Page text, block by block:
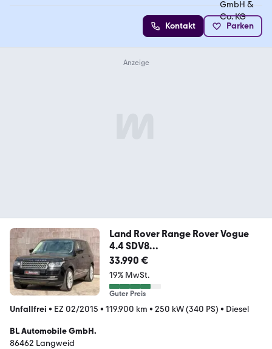
Kontakt Parken
Land Rover Range Rover Vogue
4.4 SDV8
AUTOBIOGRAPHY.SERVICE
33.990 €
19% MwSt.
Guter Preis
Unfallfrei • EZ 02/2015 • 119.900 km • 250 kW (340 PS) • Diesel
BL Automobile GmbH.
86462 Langweid